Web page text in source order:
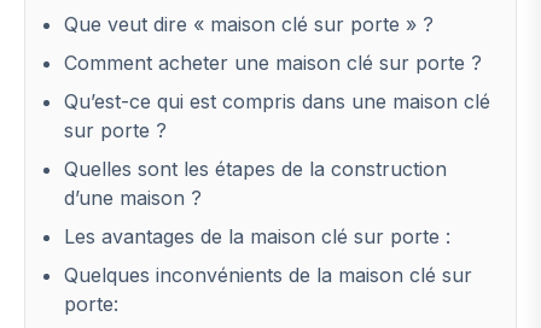
Que veut dire « maison clé sur porte » ?
Comment acheter une maison clé sur porte ?
Qu’est-ce qui est compris dans une maison clé
sur porte ?
Quelles sont les étapes de la construction
d’une maison ?
Les avantages de la maison clé sur porte :
Quelques inconvénients de la maison clé sur
porte: